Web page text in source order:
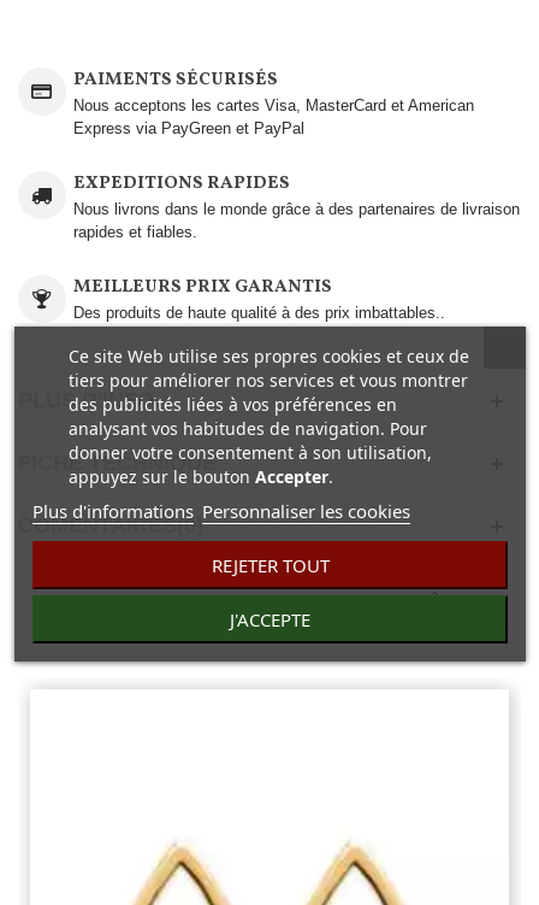
PAIMENTS SÉCURISÉS
Nous acceptons les cartes Visa, MasterCard et American
Express via PayGreen et PayPal
EXPEDITIONS RAPIDES
Nous livrons dans le monde grâce à des partenaires de livraison
rapides et fiables.
MEILLEURS PRIX GARANTIS
Des produits de haute qualité à des prix imbattables..
PLUS D'INFO
FICHE TECHNIQUE
COMENTAIRES(0)
CATÉGORIE :
Ce site Web utilise ses propres cookies et ceux de
tiers pour améliorer nos services et vous montrer
des publicités liées à vos préférences en
analysant vos habitudes de navigation. Pour
donner votre consentement à son utilisation,
appuyez sur le bouton Accepter.
Plus d'informations Personnaliser les cookies
REJETER TOUT
J'ACCEPTE